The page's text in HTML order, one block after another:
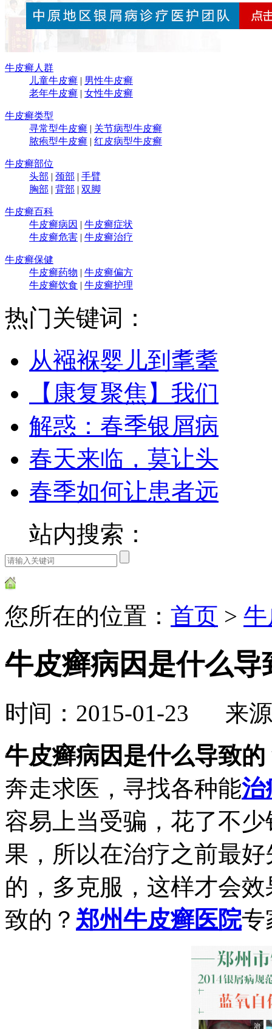
牛皮癣人群
儿童牛皮癣 | 男性牛皮癣
老年牛皮癣 | 女性牛皮癣
牛皮癣类型
寻常型牛皮癣 | 关节病型牛皮癣
脓疱型牛皮癣 | 红皮病型牛皮癣
牛皮癣部位
头部 | 颈部 | 手臂
胸部 | 背部 | 双脚
牛皮癣百科
牛皮癣病因 | 牛皮癣症状
牛皮癣危害 | 牛皮癣治疗
牛皮癣保健
牛皮癣药物 | 牛皮癣偏方
牛皮癣饮食 | 牛皮癣护理
热门关键词：
从襁褓婴儿到耄耋
【康复聚焦】我们
解惑：春季银屑病
春天来临，莫让头
春季如何让患者远
站内搜索：
您所在的位置： 首页 >
牛皮癣病因是什么导
时间：2015-01-23 来
牛皮癣病因是什么导致的
奔走求医，寻找各种能治
容易上当受骗，花了不
果，所以在治疗之前最
的，多克服，这样才会
致的？ 郑州牛皮癣医院专